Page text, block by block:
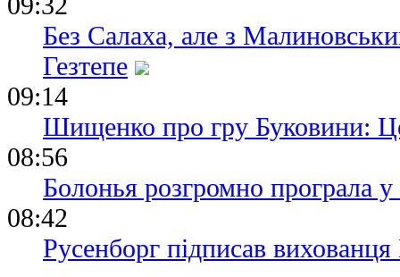
Без Салаха, але з
Гезтепе
09:14
Шищенко про гру Буковини:
08:56
Болонья розгромно програла
08:42
Русенборг підписав